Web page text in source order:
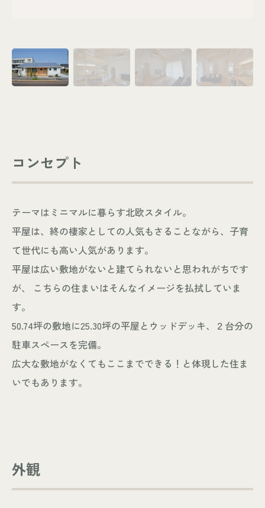
コンセプト
テーマはミニマルに暮らす北欧スタイル。
平屋は、終の棲家としての人気もさることながら、子育
て世代にも高い人気があります。
平屋は広い敷地がないと建てられないと思われがちです
が、 こちらの住まいはそんなイメージを払拭していま
す。
50.74坪の敷地に25.30坪の平屋とウッドデッキ、２台分の
駐車スペースを完備。
広大な敷地がなくてもここまでできる！と体現した住ま
いでもあります。
外観